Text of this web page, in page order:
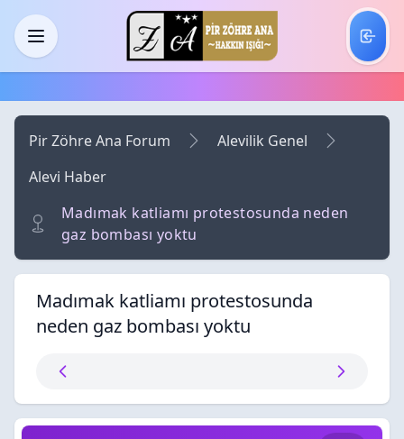
Skip to main content
Menü
Pir Zöhre Ana Forum
Alevilik Genel
Alevi Haber
Madımak katliamı protestosunda neden
gaz bombası yoktu
Madımak katliamı protestosunda
neden gaz bombası yoktu